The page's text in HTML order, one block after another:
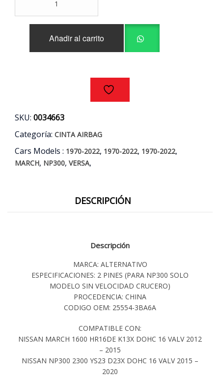
era:
$46.000.$36.990.
NISSAN
MARCH
Añadir al carrito
SKU: 0034663
Categoría: CINTA AIRBAG
Cars Models : 1970-2022, 1970-2022, 1970-2022,
MARCH, NP300, VERSA,
DESCRIPCIÓN
Descripción
MARCA: ALTERNATIVO
ESPECIFICACIONES: 2 PINES (PARA NP300 SOLO
MODELO SIN VELOCIDAD CRUCERO)
PROCEDENCIA: CHINA
CODIGO OEM: 25554-3BA6A
COMPATIBLE CON:
NISSAN MARCH 1600 HR16DE K13X DOHC 16 VALV 2012
– 2015
NISSAN NP300 2300 YS23 D23X DOHC 16 VALV 2015 –
2020